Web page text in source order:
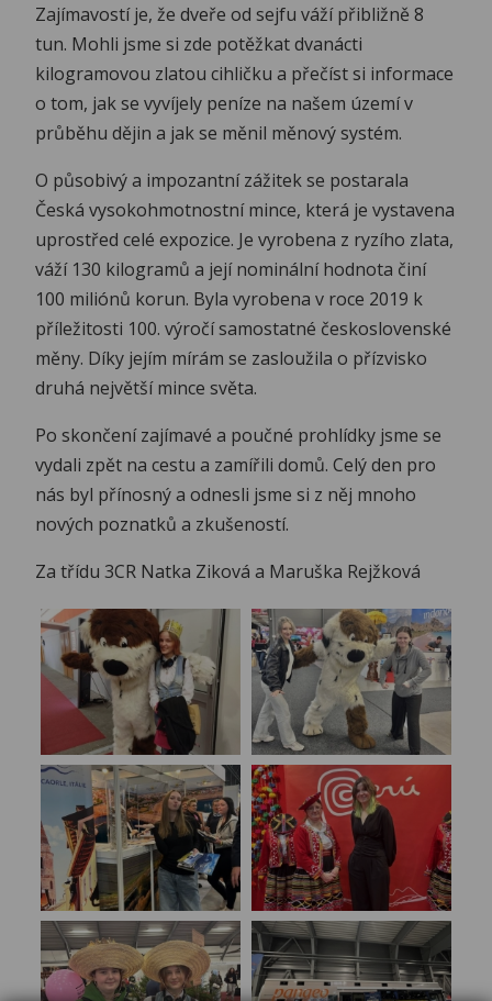
Zajímavostí je, že dveře od sejfu váží přibližně 8
tun. Mohli jsme si zde potěžkat dvanácti
kilogramovou zlatou cihličku a přečíst si informace
o tom, jak se vyvíjely peníze na našem území v
průběhu dějin a jak se měnil měnový systém.
O působivý a impozantní zážitek se postarala
Česká vysokohmotnostní mince, která je vystavena
uprostřed celé expozice. Je vyrobena z ryzího zlata,
váží 130 kilogramů a její nominální hodnota činí
100 miliónů korun. Byla vyrobena v roce 2019 k
příležitosti 100. výročí samostatné československé
měny. Díky jejím mírám se zasloužila o přízvisko
druhá největší mince světa.
Po skončení zajímavé a poučné prohlídky jsme se
vydali zpět na cestu a zamířili domů. Celý den pro
nás byl přínosný a odnesli jsme si z něj mnoho
nových poznatků a zkušeností.
Za třídu 3CR Natka Ziková a Maruška Rejžková